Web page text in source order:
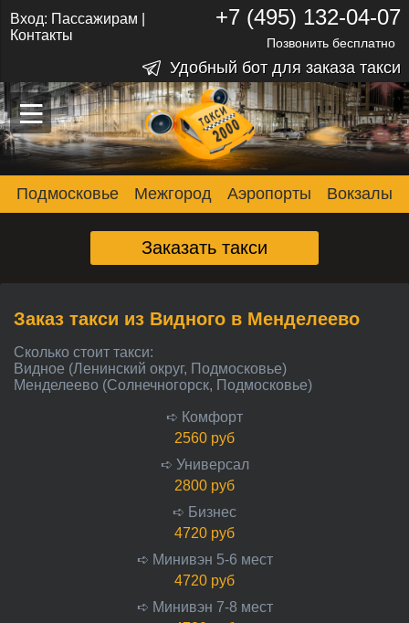
–
–
–
Вход: Пассажирам
Контакты
+7 (495) 132-04-07
Позвонить бесплатно
Удобный бот для заказа такси
Подмосковье Межгород Аэропорты Вокзалы
Заказать такси
Заказ такси из Видного в Менделеево
Сколько стоит такси:
Видное (Ленинский округ, Подмосковье)
Менделеево (Солнечногорск, Подмосковье)
➪ Комфорт
2560 руб
➪ Универсал
2800 руб
➪ Бизнес
4720 руб
➪ Минивэн 5-6 мест
4720 руб
➪ Минивэн 7-8 мест